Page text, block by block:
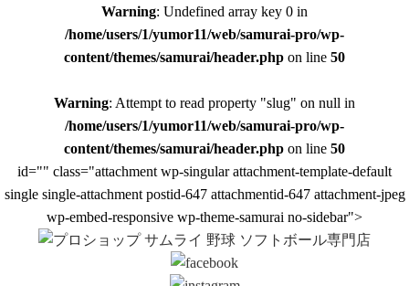
Warning: Undefined array key 0 in
/home/users/1/yumor11/web/samurai-pro/wp-
content/themes/samurai/header.php on line 50
Warning: Attempt to read property "slug" on null in
/home/users/1/yumor11/web/samurai-pro/wp-
content/themes/samurai/header.php on line 50
id="" class="attachment wp-singular attachment-template-default
single single-attachment postid-647 attachmentid-647 attachment-jpeg
wp-embed-responsive wp-theme-samurai no-sidebar">